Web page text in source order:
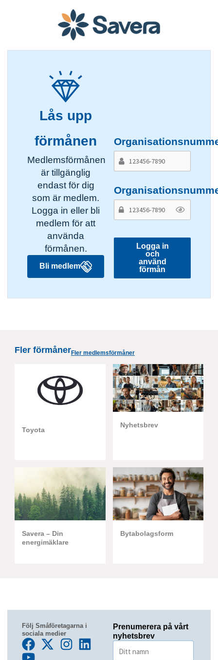
Lås upp
förmånen
Medlemsförmånen
är tillgänglig
endast för dig
som är medlem.
Logga in eller bli
medlem för att
använda
förmånen.
Bli medlem
Logga in
och
använd
förmån
Fler förmånerFler medlemsförmåner
Toyota
Nyhetsbrev
Savera – Din
energimäklare
Bytabolagsform
Följ Småföretagarna i
sociala medier
Prenumerera på vårt
nyhetsbrev